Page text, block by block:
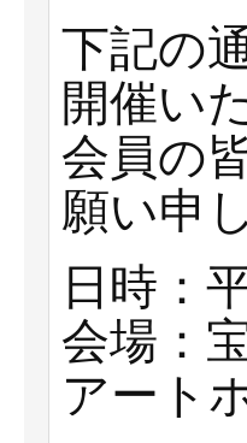
下記の
開催い
会員の
願い申
日時：
会場：
アート